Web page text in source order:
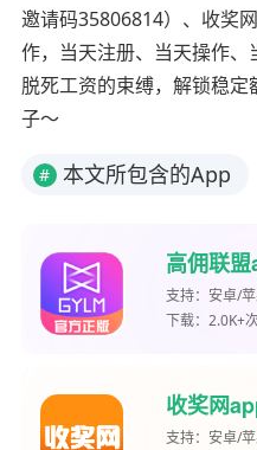
邀请码35806814）、收奖
作，当天注册、当天操作
脱死工资的束缚，解锁稳
子～
# 本文所包含的App
高佣联
支持： 安卓/
下载： 2.0K+次
收奖网
支持： 安卓/